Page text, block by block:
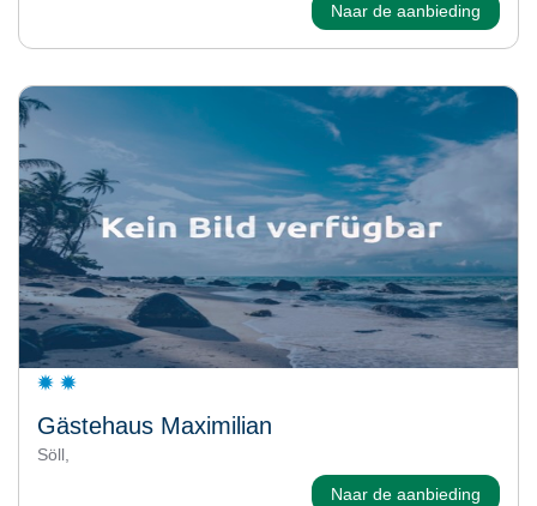
Naar de aanbieding
Gästehaus Maximilian
Söll,
Naar de aanbieding